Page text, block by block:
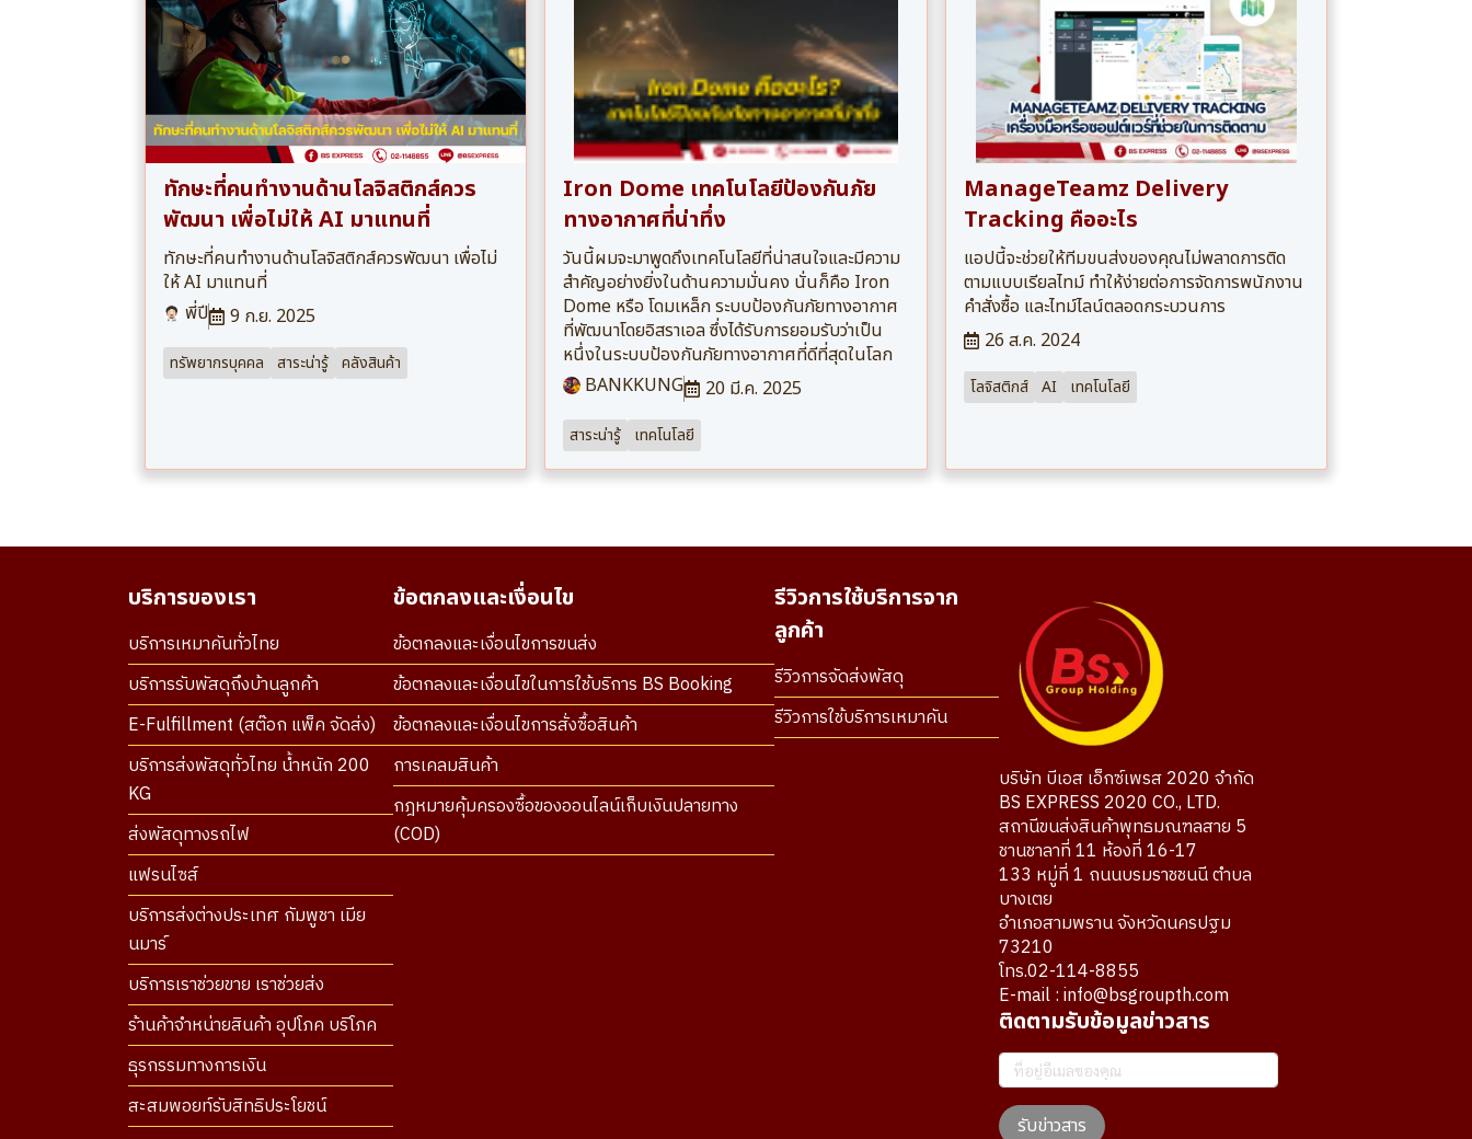
ทักษะที่คนทำงานด้านโลจิสติกส์ควร
พัฒนา เพื่อไม่ให้ AI มาแทนที่
ทักษะที่คนทำงานด้านโลจิสติกส์ควรพัฒนา เพื่อไม่
ให้ AI มาแทนที่
พี่ปี
9 ก.ย. 2025
ทรัพยากรบุคคล สาระน่ารู้ คลังสินค้า
Iron Dome เทคโนโลยีป้องกันภัย
ทางอากาศที่น่าทึ่ง
วันนี้ผมจะมาพูดถึงเทคโนโลยีที่น่าสนใจและมีความ
สำคัญอย่างยิ่งในด้านความมั่นคง นั่นก็คือ Iron
Dome หรือ โดมเหล็ก ระบบป้องกันภัยทางอากาศ
ที่พัฒนาโดยอิสราเอล ซึ่งได้รับการยอมรับว่าเป็น
หนึ่งในระบบป้องกันภัยทางอากาศที่ดีที่สุดในโลก
BANKKUNG
20 มี.ค. 2025
สาระน่ารู้ เทคโนโลยี
ManageTeamz Delivery
Tracking คืออะไร
แอปนี้จะช่วยให้ทีมขนส่งของคุณไม่พลาดการติด
ตามแบบเรียลไทม์ ทำให้ง่ายต่อการจัดการพนักงาน
คำสั่งซื้อ และไทม์ไลน์ตลอดกระบวนการ
26 ส.ค. 2024
โลจิสติกส์ AI เทคโนโลยี
บริการของเรา
บริการเหมาคันทั่วไทย
บริการรับพัสดุถึงบ้านลูกค้า
E-Fulfillment (สต๊อก แพ็ค จัดส่ง)
บริการส่งพัสดุทั่วไทย น้ำหนัก 200
KG
ส่งพัสดุทางรถไฟ
แฟรนไซส์
บริการส่งต่างประเทศ กัมพูชา เมีย
นมาร์
บริการเราช่วยขาย เราช่วยส่ง
ร้านค้าจำหน่ายสินค้า อุปโภค บริโภค
ธุรกรรมทางการเงิน
สะสมพอยท์รับสิทธิประโยชน์
ข้อตกลงและเงื่อนไข
ข้อตกลงและเงื่อนไขการขนส่ง
ข้อตกลงและเงื่อนไขในการใช้บริการ BS Booking
ข้อตกลงและเงื่อนไขการสั่งซื้อสินค้า
การเคลมสินค้า
กฎหมายคุ้มครองซื้อของออนไลน์เก็บเงินปลายทาง
(COD)
รีวิวการใช้บริการจาก
ลูกค้า
รีวิวการจัดส่งพัสดุ
รีวิวการใช้บริการเหมาคัน
บริษัท บีเอส เอ็กซ์เพรส 2020 จำกัด
BS EXPRESS 2020 CO., LTD.
สถานีขนส่งสินค้าพุทธมณฑลสาย 5
ชานชาลาที่ 11 ห้องที่ 16-17
133 หมู่ที่ 1 ถนนบรมราชชนนี ตำบล
บางเตย
อำเภอสามพราน จังหวัดนครปฐม
73210
โทร.02-114-8855
E-mail : info@bsgroupth.com
ติดตามรับข้อมูลข่าวสาร
รับข่าวสาร